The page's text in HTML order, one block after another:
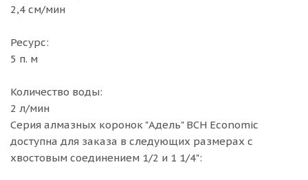
2,4 см/мин
Ресурс:
5 п. м
Количество воды:
2 л/мин
Cерия алмазных коронок "Адель" BCH Economic
доступна для заказа в следующих размерах с
хвостовым соединением 1/2 и 1 1/4":